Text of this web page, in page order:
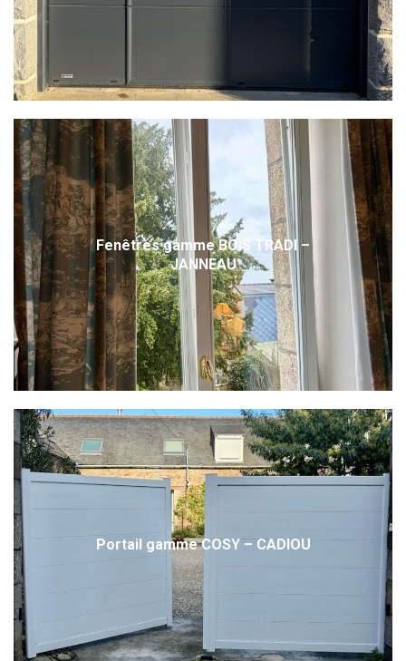
Fenêtres gamme BOIS TRADI –
JANNEAU
Portail gamme COSY – CADIOU